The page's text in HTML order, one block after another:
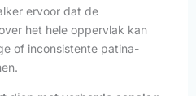
ervoor dat de
het hele oppervlak kan
of inconsistente patina-